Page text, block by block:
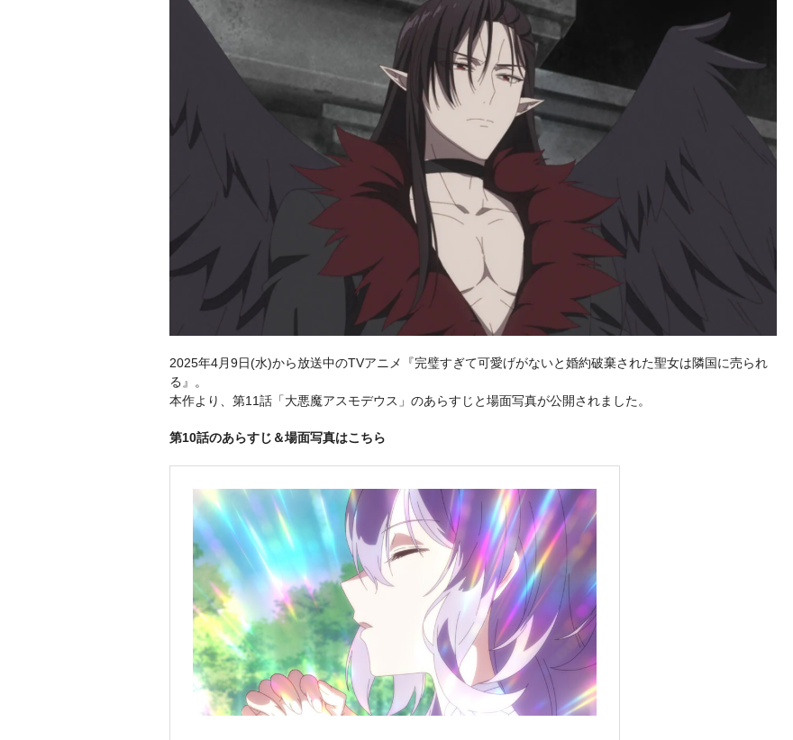
2025年4月9日(水)から放送中のTVアニメ『完璧すぎて可愛げがないと婚約破棄された聖女は隣国に売られ
る』。
本作より、第11話「大悪魔アスモデウス」のあらすじと場面写真が公開されました。
第10話のあらすじ＆場面写真はこちら